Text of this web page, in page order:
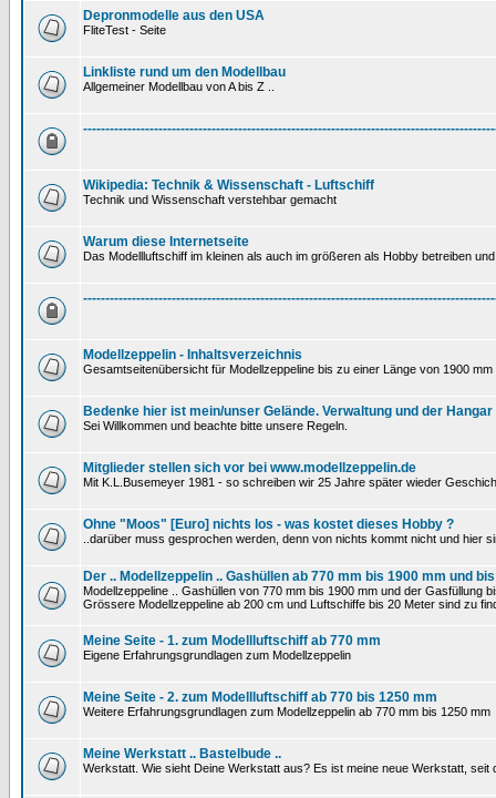
Depronmodelle aus den USA
FliteTest - Seite
Linkliste rund um den Modellbau
Allgemeiner Modellbau von A bis Z ..
Wikipedia: Technik & Wissenschaft - Luftschiff
Technik und Wissenschaft verstehbar gemacht
Warum diese Internetseite
Das Modellluftschiff im kleinen als auch im größeren als Hobby betreiben
Modellzeppelin - Inhaltsverzeichnis
Gesamtseitenübersicht für Modellzeppeline bis zu einer Länge von 1900 mm
Bedenke hier ist mein/unser Gelände. Verwaltung und der Hangar
Sei Willkommen und beachte bitte unsere Regeln.
Mitglieder stellen sich vor bei www.modellzeppelin.de
Mit K.L.Busemeyer 1981 - so schreiben wir 25 Jahre später wieder
Ohne "Moos" [Euro] nichts los - was kostet dieses Hobby ?
..darüber muss gesprochen werden, denn von nichts kommt nicht und hier
Der .. Modellzeppelin .. Gashüllen ab 770 mm bis 1900 mm und
Modellzeppeline .. Gashüllen von 770 mm bis 1900 mm und der
Grössere Modellzeppeline ab 200 cm und Luftschiffe bis 20 Meter sind zu
Meine Seite - 1. zum Modellluftschiff ab 770 mm
Eigene Erfahrungsgrundlagen zum Modellzeppelin
Meine Seite - 2. zum Modellluftschiff ab 770 bis 1250 mm
Weitere Erfahrungsgrundlagen zum Modellzeppelin ab 770 mm bis 1250 mm
Meine Werkstatt .. Bastelbude ..
Werkstatt. Wie sieht Deine Werkstatt aus? Es ist meine neue Werkstatt, seit